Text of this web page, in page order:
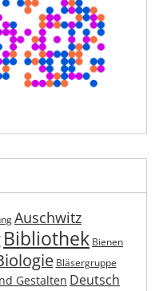
Auschwitz
Bibliothek Bienen
Bläsergruppe
Gestalten Deutsch